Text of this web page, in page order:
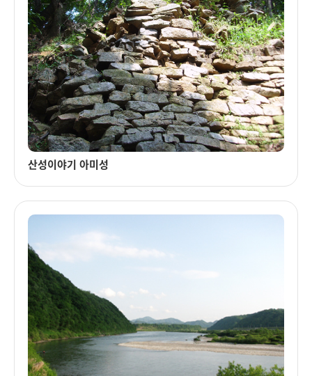
산성이야기 아미성